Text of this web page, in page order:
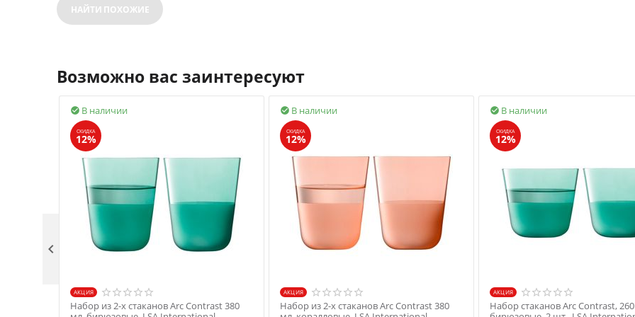
НАЙТИ ПОХОЖИЕ
Возможно вас заинтересуют
В наличии

СКИДКА
12%
AКЦИЯ
Набор из 2-х стаканов Arc Contrast 380
В наличии

СКИДКА
12%
AКЦИЯ
Набор из 2-х стаканов Arc Contrast 380
В наличии

СКИДКА
12%
AКЦИЯ
Набор стаканов Arc Contrast,
